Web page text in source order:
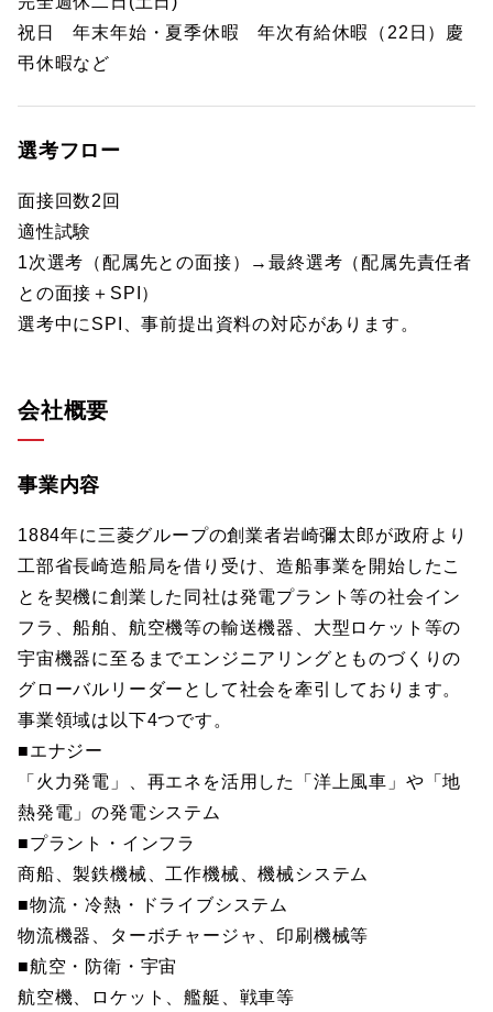
祝日 年末年始・夏季休暇 年次有給休暇（22日）慶
弔休暇など
選考フロー
面接回数2回
適性試験
1次選考（配属先との面接）→最終選考（配属先責任者
との面接＋SPI）
選考中にSPI、事前提出資料の対応があります。
会社概要
事業内容
1884年に三菱グループの創業者岩崎彌太郎が政府より
工部省長崎造船局を借り受け、造船事業を開始したこ
とを契機に創業した同社は発電プラント等の社会イン
フラ、船舶、航空機等の輸送機器、大型ロケット等の
宇宙機器に至るまでエンジニアリングとものづくりの
グローバルリーダーとして社会を牽引しております。
事業領域は以下4つです。
■エナジー
「火力発電」、再エネを活用した「洋上風車」や「地
熱発電」の発電システム
■プラント・インフラ
商船、製鉄機械、工作機械、機械システム
■物流・冷熱・ドライブシステム
物流機器、ターボチャージャ、印刷機械等
■航空・防衛・宇宙
航空機、ロケット、艦艇、戦車等